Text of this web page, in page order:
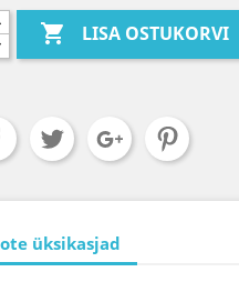
 LISA OSTUKORVI
üksikasjad